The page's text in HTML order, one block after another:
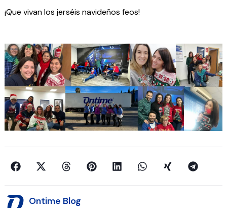
¡Que vivan los jerséis navideños feos!
Ontime Blog